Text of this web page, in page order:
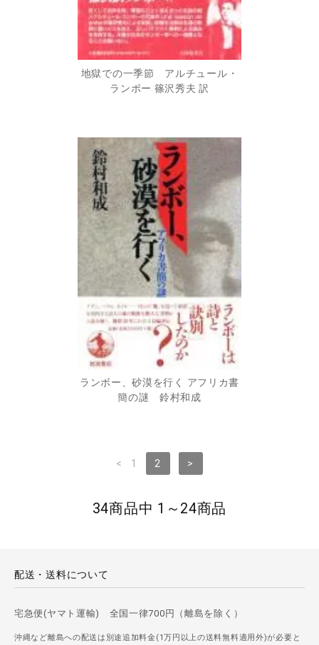
地獄での一季節 アルチュール・
ランボー 篠沢秀夫 訳
ランボー、砂漠を行く アフリカ書
簡の謎 鈴村和成
< 1 2 >
34商品中 1～24商品
配送・送料について
宅急便(ヤマト運輸) 全国一律700円（離島を除く）
沖縄など離島への配送は別途追加料金(1万円以上の送料無料適用外)が必要と